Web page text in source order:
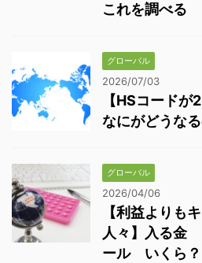
これを調べる
グローバル
2026/07/03
【HSコードが
なにがどうな
グローバル
2026/04/06
【利益よりも
人々】入る
ール いくら？